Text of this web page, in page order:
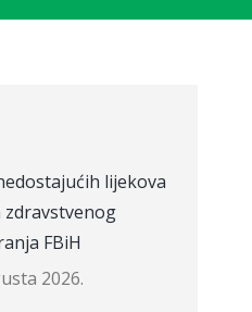
lijekova
zdravstvenog
FBiH
2026.